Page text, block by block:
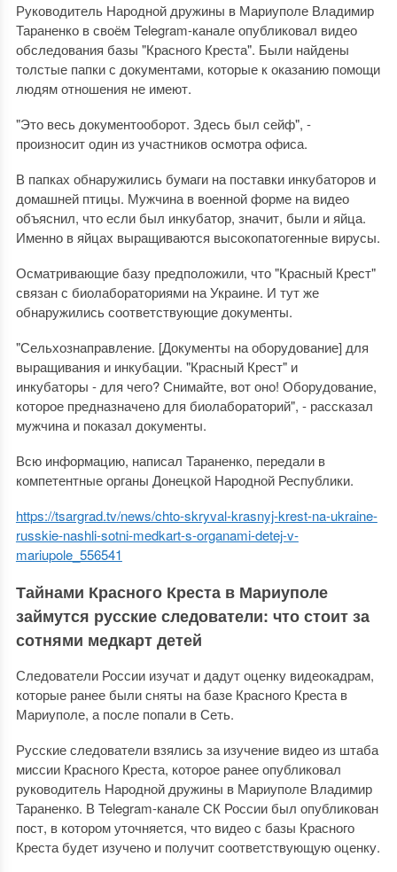
Руководитель Народной дружины в Мариуполе Владимир
Тараненко в своём Telegram-канале опубликовал видео
обследования базы "Красного Креста". Были найдены
толстые папки с документами, которые к оказанию помощи
людям отношения не имеют.
"Это весь документооборот. Здесь был сейф", -
произносит один из участников осмотра офиса.
В папках обнаружились бумаги на поставки инкубаторов и
домашней птицы. Мужчина в военной форме на видео
объяснил, что если был инкубатор, значит, были и яйца.
Именно в яйцах выращиваются высокопатогенные вирусы.
Осматривающие базу предположили, что "Красный Крест"
связан с биолабораториями на Украине. И тут же
обнаружились соответствующие документы.
"Сельхознаправление. [Документы на оборудование] для
выращивания и инкубации. "Красный Крест" и
инкубаторы - для чего? Снимайте, вот оно! Оборудование,
которое предназначено для биолабораторий", - рассказал
мужчина и показал документы.
Всю информацию, написал Тараненко, передали в
компетентные органы Донецкой Народной Республики.
https://tsargrad.tv/news/chto-skryval-krasnyj-krest-na-ukraine-
russkie-nashli-sotni-medkart-s-organami-detej-v-
mariupole_556541
Тайнами Красного Креста в Мариуполе
займутся русские следователи: что стоит за
сотнями медкарт детей
Следователи России изучат и дадут оценку видеокадрам,
которые ранее были сняты на базе Красного Креста в
Мариуполе, а после попали в Сеть.
Русские следователи взялись за изучение видео из штаба
миссии Красного Креста, которое ранее опубликовал
руководитель Народной дружины в Мариуполе Владимир
Тараненко. В Telegram-канале СК России был опубликован
пост, в котором уточняется, что видео с базы Красного
Креста будет изучено и получит соответствующую оценку.